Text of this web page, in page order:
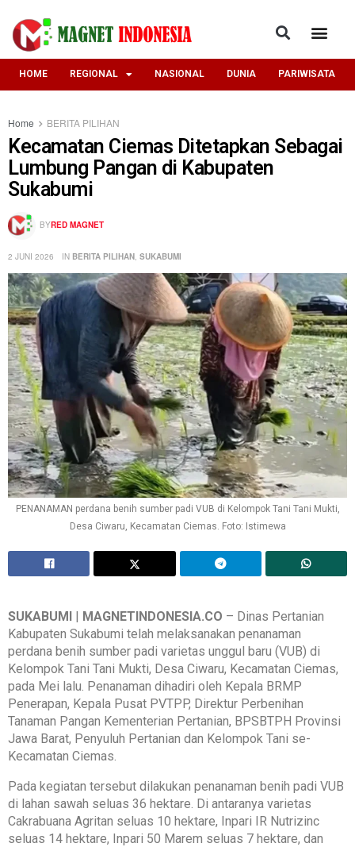
HOME REGIONAL NASIONAL DUNIA PARIWISATA
Home BERITA PILIHAN
Kecamatan Ciemas Ditetapkan Sebagai
Lumbung Pangan di Kabupaten
Sukabumi
BYRED MAGNET
2 JUNI 2026 IN BERITA PILIHAN SUKABUMI
PENANAMAN perdana benih sumber padi VUB di Kelompok Tani Tani Mukti,
Desa Ciwaru, Kecamatan Ciemas. Foto: Istimewa
SUKABUMI | MAGNETINDONESIA.CO – Dinas Pertanian
Kabupaten Sukabumi telah melaksanakan penanaman
perdana benih sumber padi varietas unggul baru (VUB) di
Kelompok Tani Tani Mukti, Desa Ciwaru, Kecamatan Ciemas,
pada Mei lalu. Penanaman dihadiri oleh Kepala BRMP
Penerapan, Kepala Pusat PVTPP, Direktur Perbenihan
Tanaman Pangan Kementerian Pertanian, BPSBTPH Provinsi
Jawa Barat, Penyuluh Pertanian dan Kelompok Tani se-
Kecamatan Ciemas.
Pada kegiatan tersebut dilakukan penanaman benih padi VUB
di lahan sawah seluas 36 hektare. Di antaranya varietas
Cakrabuana Agritan seluas 10 hektare, Inpari IR Nutrizinc
seluas 14 hektare, Inpari 50 Marem seluas 7 hektare, dan